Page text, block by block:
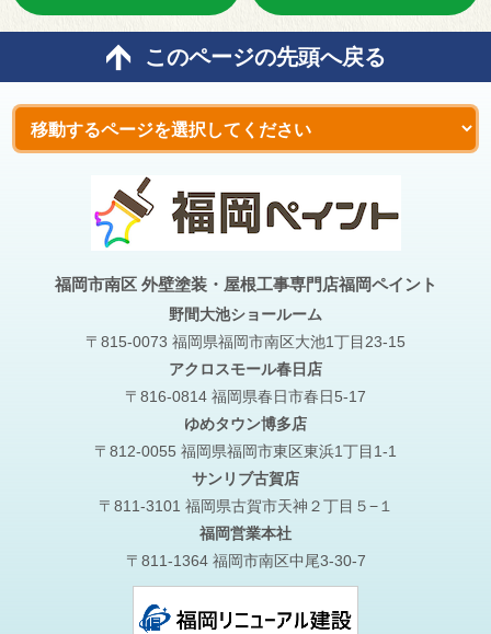
このページの先頭へ戻る
福岡市南区 外壁塗装・屋根工事専門店福岡ペイント
野間大池ショールーム
〒815-0073 福岡県福岡市南区大池1丁目23-15
アクロスモール春日店
〒816-0814 福岡県春日市春日5-17
ゆめタウン博多店
〒812-0055 福岡県福岡市東区東浜1丁目1-1
サンリブ古賀店
〒811-3101 福岡県古賀市天神２丁目５−１
福岡営業本社
〒811-1364 福岡市南区中尾3-30-7